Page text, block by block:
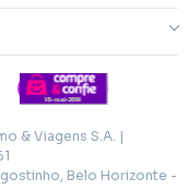
& Viagens S.A. |
Belo Horizonte -